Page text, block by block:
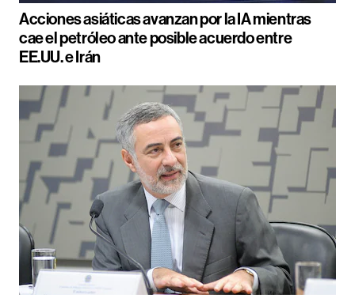
Acciones asiáticas avanzan por la IA mientras
cae el petróleo ante posible acuerdo entre
EE.UU. e Irán